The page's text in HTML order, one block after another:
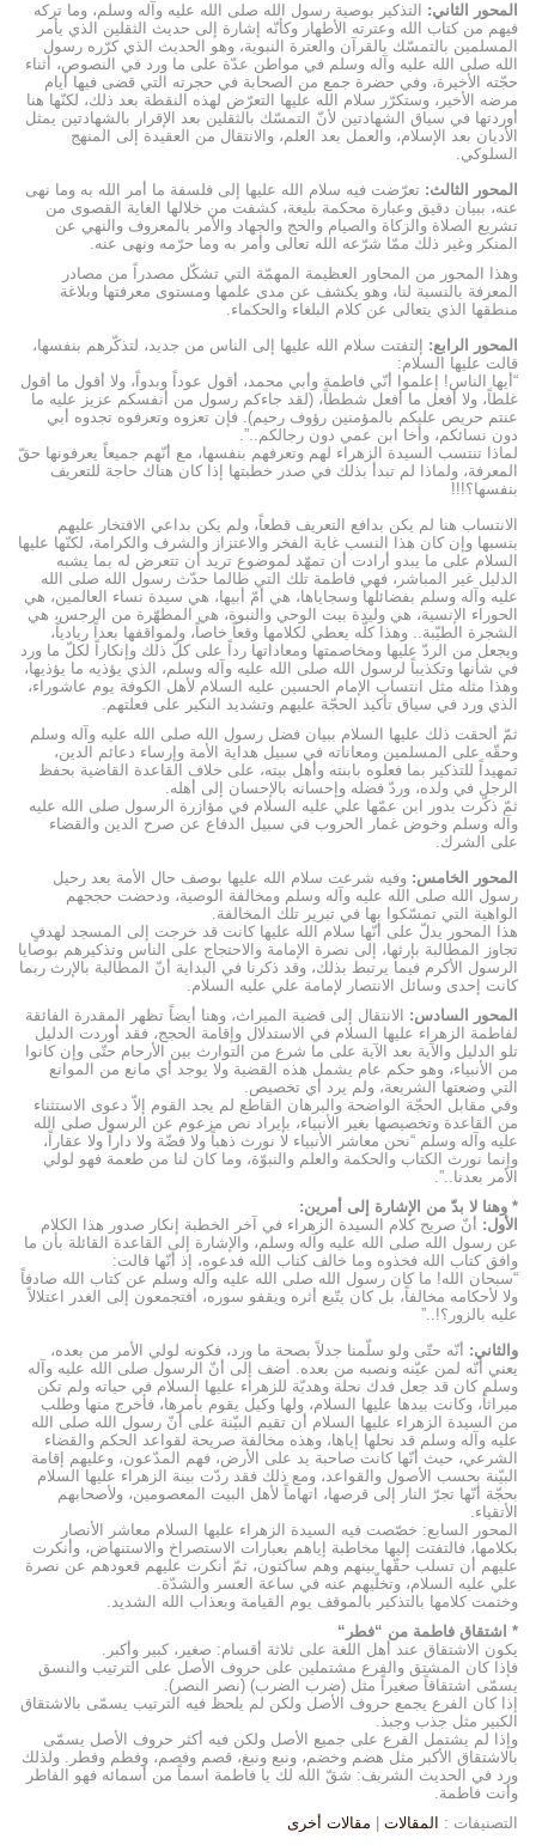
المحور الثاني:
التذكير بوصية رسول الله صلى الله عليه وآله وسلم، وما تركه
فيهم من كتاب الله وعترته الأطهار وكأنّه إشارة إلى حديث الثقلين الذي يأمر
المسلمين بالتمسّك بالقرآن والعترة النبوية، وهو الحديث الذي كرّره رسول
الله صلى الله عليه وآله وسلم في مواطن عدّة على ما ورد في النصوص، أثناء
حجّته الأخيرة، وفي حضرة جمع من الصحابة في حجرته التي قضى فيها أيام
مرضه الأخير، وستكرّر سلام الله عليها التعرّض لهذه النقطة بعد ذلك، لكنّها هنا
أوردتها في سياق الشهادتين لأنّ التمسّك بالثقلين بعد الإقرار بالشهادتين يمثل
الأديان بعد الإسلام، والعمل بعد العلم، والانتقال من العقيدة إلى المنهج
السلوكي.
المحور الثالث: تعرّضت فيه سلام الله عليها إلى فلسفة ما أمر الله به وما نهى
عنه، ببيان دقيق وعبارة محكمة بليغة، كشفت من خلالها الغاية القصوى من
تشريع الصلاة والزكاة والصيام والحج والجهاد والأمر بالمعروف والنهي عن
المنكر وغير ذلك ممّا شرّعه الله تعالى وأمر به وما حرّمه ونهى عنه.
وهذا المحور من المحاور العظيمة المهمّة التي تشكّل مصدراً من مصادر
المعرفة بالنسبة لنا، وهو يكشف عن مدى علمها ومستوى معرفتها وبلاغة
منطقها الذي يتعالى عن كلام البلغاء والحكماء.
المحور الرابع: إلتفتت سلام الله عليها إلى الناس من جديد، لتذكّرهم بنفسها،
قالت عليها السلام:
“أيها الناس! إعلموا أنّي فاطمة وأبي محمد، أقول عوداً وبدواً، ولا أقول ما أقول
غلطاً، ولا أفعل ما أفعل شططاً، (لقد جاءكم رسول من أنفسكم عزيز عليه ما
عنتم حريص عليكم بالمؤمنين رؤوف رحيم). فإن تعزوه وتعرفوه تجدوه أبي
دون نسائكم، وأخا ابن عمي دون رجالكم..”.
لماذا تنتسب السيدة الزهراء لهم وتعرفهم بنفسها، مع أنّهم جميعاً يعرفونها حقّ
المعرفة، ولماذا لم تبدأ بذلك في صدر خطبتها إذا كان هناك حاجة للتعريف
بنفسها؟!!!
الانتساب هنا لم يكن بدافع التعريف قطعاً، ولم يكن بداعي الافتخار عليهم
بنسبها وإن كان هذا النسب غاية الفخر والاعتزاز والشرف والكرامة، لكنّها عليها
السلام على ما يبدو أرادت أن تمهّد لموضوع تريد أن تتعرض له بما يشبه
الدليل غير المباشر، فهي فاطمة تلك التي طالما حدّث رسول الله صلى الله
عليه وآله وسلم بفضائلها وسجاياها، هي أمّ أبيها، هي سيدة نساء العالمين، هي
الحوراء الإنسية، هي وليدة بيت الوحي والنبوة، هي المطهّرة من الرجس، هي
الشجرة الطيّبة.. وهذا كلّه يعطي لكلامها وقعاً خاصاً، ولمواقفها بعداً ريادياً،
ويجعل من الردّ عليها ومخاصمتها ومعاداتها رداً على كلّ ذلك وإنكاراً لكلّ ما ورد
في شأنها وتكذيباً لرسول الله صلى الله عليه وآله وسلم، الذي يؤذيه ما يؤذيها،
وهذا مثله مثل انتساب الإمام الحسين عليه السلام لأهل الكوفة يوم عاشوراء،
الذي ورد في سياق تأكيد الحجّة عليهم وتشديد النكير على فعلتهم.
ثمّ ألحقت ذلك عليها السلام ببيان فضل رسول الله صلى الله عليه وآله وسلم
وحقّه على المسلمين ومعاناته في سبيل هداية الأمة وإرساء دعائم الدين،
تمهيداً للتذكير بما فعلوه بابنته وأهل بيته، على خلاف القاعدة القاضية بحفظ
الرجل في ولده، وردّ فضله وإحسانه بالإحسان إلى أهله.
ثمّ ذكّرت بدور ابن عمّها علي عليه السلام في مؤازرة الرسول صلى الله عليه
وآله وسلم وخوض غمار الحروب في سبيل الدفاع عن صرح الدين والقضاء
على الشرك.
المحور الخامس: وفيه شرعت سلام الله عليها بوصف حال الأمة بعد رحيل
رسول الله صلى الله عليه وآله وسلم ومخالفة الوصية، ودحضت حججهم
الواهية التي تمسّكوا بها في تبرير تلك المخالفة.
هذا المحور يدلّ على أنّها سلام الله عليها كانت قد خرجت إلى المسجد لهدفٍ
تجاوز المطالبة بإرثها، إلى نصرة الإمامة والاحتجاج على الناس وتذكيرهم بوصايا
الرسول الأكرم فيما يرتبط بذلك، وقد ذكرنا في البداية أنّ المطالبة بالإرث ربما
كانت إحدى وسائل الانتصار لإمامة علي عليه السلام.
المحور السادس: الانتقال إلى قضية الميراث، وهنا أيضاً تظهر المقدرة الفائقة
لفاطمة الزهراء عليها السلام في الاستدلال وإقامة الحجج، فقد أوردت الدليل
تلو الدليل والآية بعد الآية على ما شرع من التوارث بين الأرحام حتّى وإن كانوا
من الأنبياء، وهو حكم عام يشمل هذه القضية ولا يوجد أي مانع من الموانع
التي وضعتها الشريعة، ولم يرد أي تخصيص.
وفي مقابل الحجّة الواضحة والبرهان القاطع لم يجد القوم إلاّ دعوى الاستثناء
من القاعدة وتخصيصها بغير الأنبياء، بإيراد نص مزعوم عن الرسول صلى الله
عليه وآله وسلم “نحن معاشر الأنبياء لا نورث ذهباً ولا فضّة ولا داراً ولا عقاراً،
وإنما نورث الكتاب والحكمة والعلم والنبوّة، وما كان لنا من طعمة فهو لولي
الأمر بعدنا..”.
* وهنا لا بدّ من الإشارة إلى أمرين:
الأول: أنّ صريح كلام السيدة الزهراء في آخر الخطبة إنكار صدور هذا الكلام
عن رسول الله صلى الله عليه وآله وسلم، والإشارة إلى القاعدة القائلة بأن ما
وافق كتاب الله فخذوه وما خالف كتاب الله فدعوه، إذ أنّها قالت:
“سبحان الله! ما كان رسول الله صلى الله عليه وآله وسلم عن كتاب الله صادفاً
ولا لأحكامه مخالفاً، بل كان يتّبع أثره ويقفو سوره، أفتجمعون إلى الغدر اعتلالاً
عليه بالزور؟!..”
والثاني: أنّه حتّى ولو سلّمنا جدلاً بصحة ما ورد، فكونه لولي الأمر من بعده،
يعني أنّه لمن عيّنه ونصبه من بعده. أضف إلى أنّ الرسول صلى الله عليه وآله
وسلم كان قد جعل فدك نحلة وهديّة للزهراء عليها السلام في حياته ولم تكن
ميراثاً، وكانت بيدها عليها السلام، ولها وكيل يقوم بأمرها، فأخرج منها وطلب
من السيدة الزهراء عليها السلام أن تقيم البيّنة على أنّ رسول الله صلى الله
عليه وآله وسلم قد نحلها إياها، وهذه مخالفة صريحة لقواعد الحكم والقضاء
الشرعي، حيث أنّها كانت صاحبة يد على الأرض، فهم المدّعون، وعليهم إقامة
البيّنة بحسب الأصول والقواعد، ومع ذلك فقد ردّت بينة الزهراء عليها السلام
بحجّة أنّها تجرّ النار إلى قرصها، اتهاماً لأهل البيت المعصومين، ولأصحابهم
الأتقياء.
المحور السابع: خصّصت فيه السيدة الزهراء عليها السلام معاشر الأنصار
بكلامها، فالتفتت إليها مخاطبة إياهم بعبارات الاستصراخ والاستنهاض، وأنكرت
عليهم أن تسلب حقّها بينهم وهم ساكتون، ثمّ أنكرت عليهم قعودهم عن نصرة
علي عليه السلام، وتخلّيهم عنه في ساعة العسر والشدّة.
وختمت كلامها بالتذكير بالموقف يوم القيامة وبعذاب الله الشديد.
* اشتقاق فاطمة من “فطر “
يكون الاشتقاق عند أهل اللغة على ثلاثة أقسام: صغير، كبير وأكبر.
فإذا كان المشتق والفرع مشتملين على حروف الأصل على الترتيب والنسق
يسمّى اشتقاقاً صغيراً مثل (ضرب الضرب) (نصر النصر).
إذا كان الفرع يجمع حروف الأصل ولكن لم يلحظ فيه الترتيب يسمّى بالاشتقاق
الكبير مثل جذب وجبذ.
وإذا لم يشتمل الفرع على جميع الأصل ولكن فيه أكثر حروف الأصل يسمّى
بالاشتقاق الأكبر مثل هضم وخضم، ونبع ونبغ، قصم وفصم، وفطم وفطر. ولذلك
ورد في الحديث الشريف: شقّ الله لك يا فاطمة اسماً من أسمائه فهو الفاطر
وأنت فاطمة.
التصنيفات : المقالات مقالات أخرى